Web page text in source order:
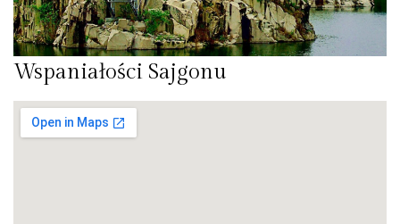
Wspaniałości Sajgonu